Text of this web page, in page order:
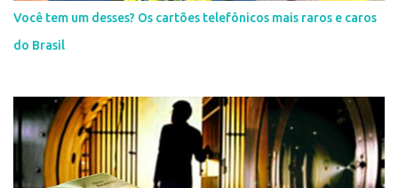
Você tem um desses? Os cartões telefônicos mais raros e caros
do Brasil